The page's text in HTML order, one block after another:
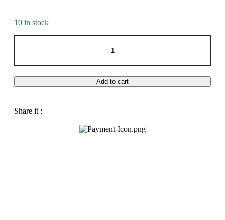
10 in stock
Add to cart
Share it :